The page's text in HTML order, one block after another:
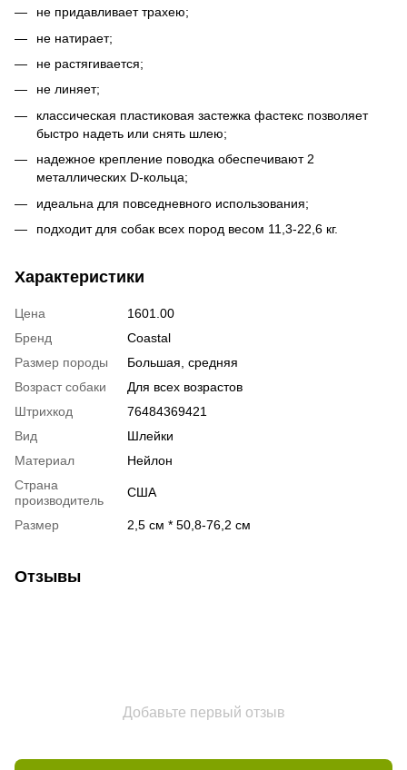
не придавливает трахею;
не натирает;
не растягивается;
не линяет;
классическая пластиковая застежка фастекс позволяет
быстро надеть или снять шлею;
надежное крепление поводка обеспечивают 2
металлических D-кольца;
идеальна для повседневного использования;
подходит для собак всех пород весом 11,3-22,6 кг.
Характеристики
Цена
1601.00
Бренд
Coastal
Размер породы
Большая, средняя
Возраст собаки
Для всех возрастов
Штрихкод
76484369421
Вид
Шлейки
Материал
Нейлон
Страна
производитель
США
Размер 2,5 см * 50,8-76,2 см
Отзывы
Добавьте первый отзыв